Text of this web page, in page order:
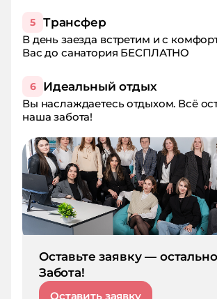
5 Трансфер
В день заезда встретим и с
Вас до санатория БЕСПЛАТНО
6 Идеальный отдых
Вы наслаждаетесь отдыхом. Всё
наша забота!
Оставьте заявку —
Забота!
Оставить заявку